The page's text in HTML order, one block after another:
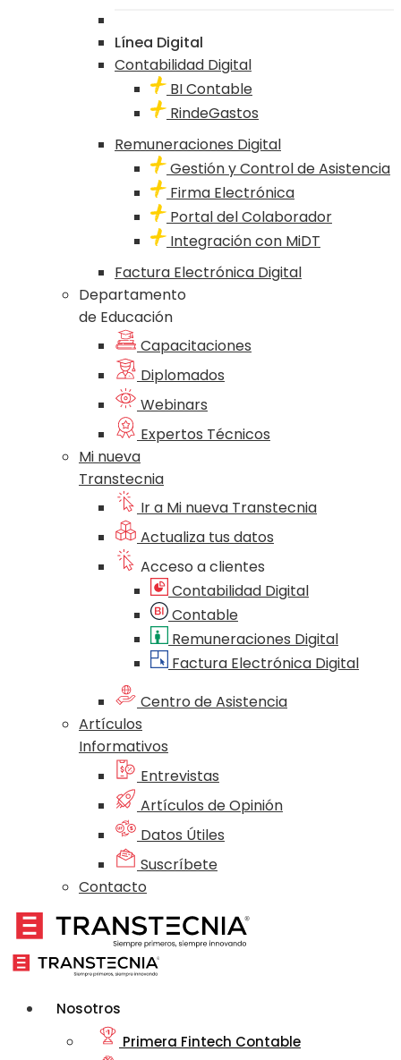
Línea Digital
Contabilidad Digital
BI Contable
RindeGastos
Remuneraciones Digital
Gestión y Control de Asistencia
Firma Electrónica
Portal del Colaborador
Integración con MiDT
Factura Electrónica Digital
Departamento
de Educación
Capacitaciones
Diplomados
Webinars
Expertos Técnicos
Mi nueva
Transtecnia
Ir a Mi nueva Transtecnia
Actualiza tus datos
Acceso a clientes
Contabilidad Digital
Contable
Remuneraciones Digital
Factura Electrónica Digital
Centro de Asistencia
Artículos
Informativos
Entrevistas
Artículos de Opinión
Datos Útiles
Suscríbete
Contacto
Nosotros
Primera Fintech Contable